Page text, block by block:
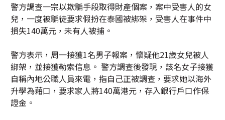
警方調查一宗以欺騙手段取得財產個案，案中受害人的女
兒，一度被騙徒要求假扮在泰國被綁架，受害人在事件中
損失140萬元，未有人被捕。
警方表示，周一接獲1名男子報案，懷疑他21歲女兒被人
綁架，並接獲勒索信息。 警方調查後發現，該名女子接獲
自稱內地公職人員來電，指自己正被調查，要求她以海外
升學為藉口，要求家人將140萬港元，存入銀行戶口作保
證金。